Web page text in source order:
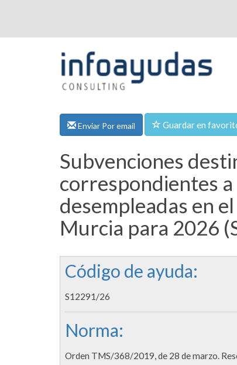
Enviar Por email Guardar en
Subvenciones
correspondientes
desempleadas en
Murcia para 2026
Código de ayuda:
S12291/26
Norma:
Orden TMS/368/2019, de 28 de marzo.